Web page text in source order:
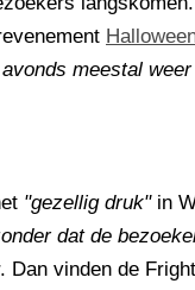
meestal
"gezellig druk"in
dat de
Dan vinden de